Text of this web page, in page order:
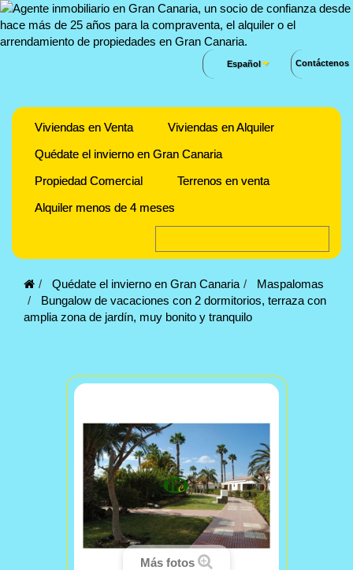
Contáctenos
Español
Viviendas en Venta
Viviendas en Alquiler
Quédate el invierno en Gran Canaria
Propiedad Comercial
Terrenos en venta
Alquiler menos de 4 meses
Quédate el invierno en Gran Canaria
Maspalomas
Bungalow de vacaciones con 2 dormitorios, terraza con
amplia zona de jardín, muy bonito y tranquilo
Más fotos